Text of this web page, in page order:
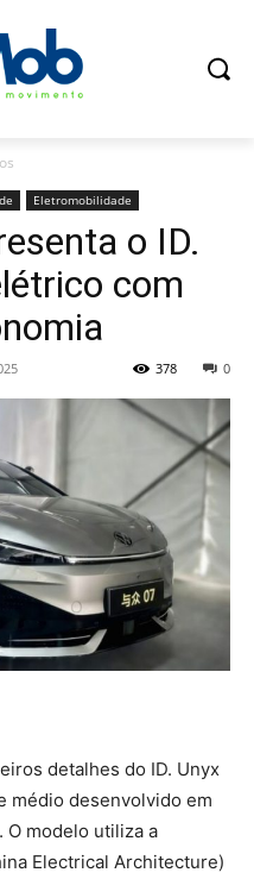
Eletromobilidade
o ID.
com
0
378
detalhes do ID. Unyx
médio desenvolvido em
O modelo utiliza a
Electrical Architecture)